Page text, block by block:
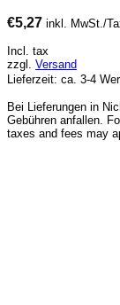
€5,27 inkl. MwSt./
Incl. tax
zzgl. Versand
Lieferzeit: ca. 3-4
Bei Lieferungen in
Gebühren anfallen.
taxes and fees may